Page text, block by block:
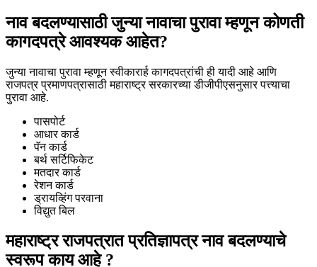
नाव बदलण्यासाठी जुन्या नावाचा पुरावा म्हणून कोणती
कागदपत्रे आवश्यक आहेत?
जुन्या नावाचा पुरावा म्हणून स्वीकारार्ह कागदपत्रांची ही यादी आहे आणि
राजपत्र प्रमाणपत्रासाठी महाराष्ट्र सरकारच्या डीजीपीएसनुसार पत्त्याचा
पुरावा आहे.
पासपोर्ट
आधार कार्ड
पॅन कार्ड
बर्थ सर्टिफिकेट
मतदार कार्ड
रेशन कार्ड
ड्रायव्हिंग परवाना
विद्युत बिल
महाराष्ट्र राजपत्रात प्रतिज्ञापत्र नाव बदलण्याचे
स्वरूप काय आहे ?